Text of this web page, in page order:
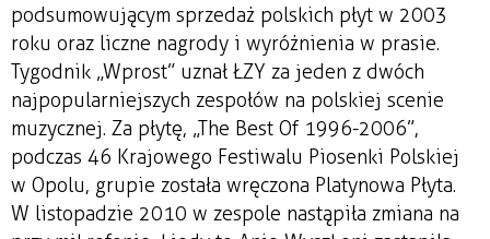
podsumowującym sprzedaż polskich płyt w 2003
roku oraz liczne nagrody i wyróżnienia w prasie.
Tygodnik „Wprost” uznał ŁZY za jeden z dwóch
najpopularniejszych zespołów na polskiej scenie
muzycznej. Za płytę, „The Best Of 1996-2006”,
podczas 46 Krajowego Festiwalu Piosenki Polskiej
w Opolu, grupie została wręczona Platynowa Płyta.
W listopadzie 2010 w zespole nastąpiła zmiana na